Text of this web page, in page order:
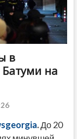
в
Батуми на
.До 20